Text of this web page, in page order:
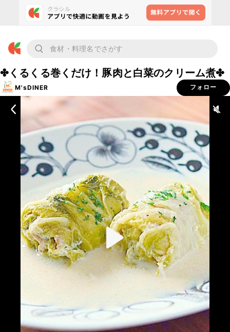
✤くるくる巻くだけ！豚肉と白菜のクリーム煮✤
M'sDINER フォロー